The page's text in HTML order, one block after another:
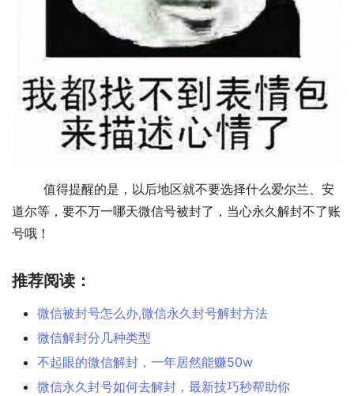
道尔等，要不万一哪天微信号被封了，当心永久解封不了账
号哦！
推荐阅读：
微信被封号怎么办,微信永久封号解封方法
微信解封分几种类型
不起眼的微信解封，一年居然能赚50w
微信永久封号如何去解封，最新技巧秒帮助你